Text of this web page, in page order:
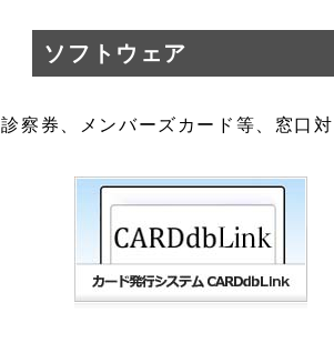
ソフトウェア
診察券、メンバーズカード等、窓口